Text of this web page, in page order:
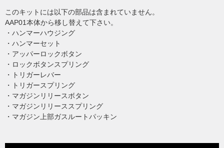
このキットには以下の部品は含まれていません。
AAP01本体から移し替えて下さい。
・ハンマーハウジング
・ハンマーセット
・アッパーロックボタン
・ロックボタンスプリング
・トリガーレバー
・トリガースプリング
・マガジンリリースボタン
・マガジンリリーススプリング
・マガジン上部ガスルートパッキン